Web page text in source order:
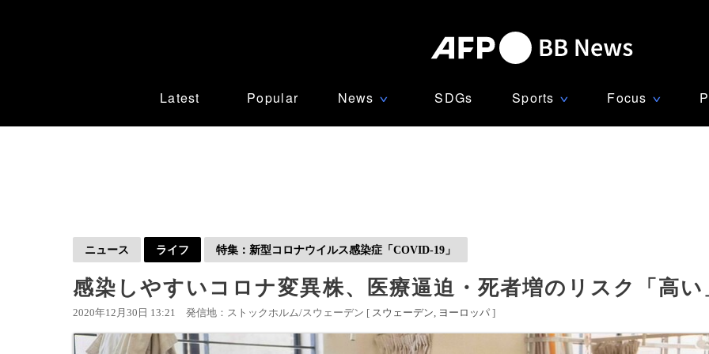
Latest Popular News ∨ SDGs Sports ∨ Focus ∨
ニュース ライフ 特集：新型コロナウイルス感染症「COVID-19」
感染しやすいコロナ変異株、医療逼迫・死者増のリスク「高
2020年12月30日 13:21 発信地：ストックホルム/スウェーデン [ スウェーデン ヨーロッパ ]